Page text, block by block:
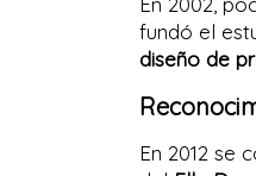
fundó el
diseño de
En 2012 se